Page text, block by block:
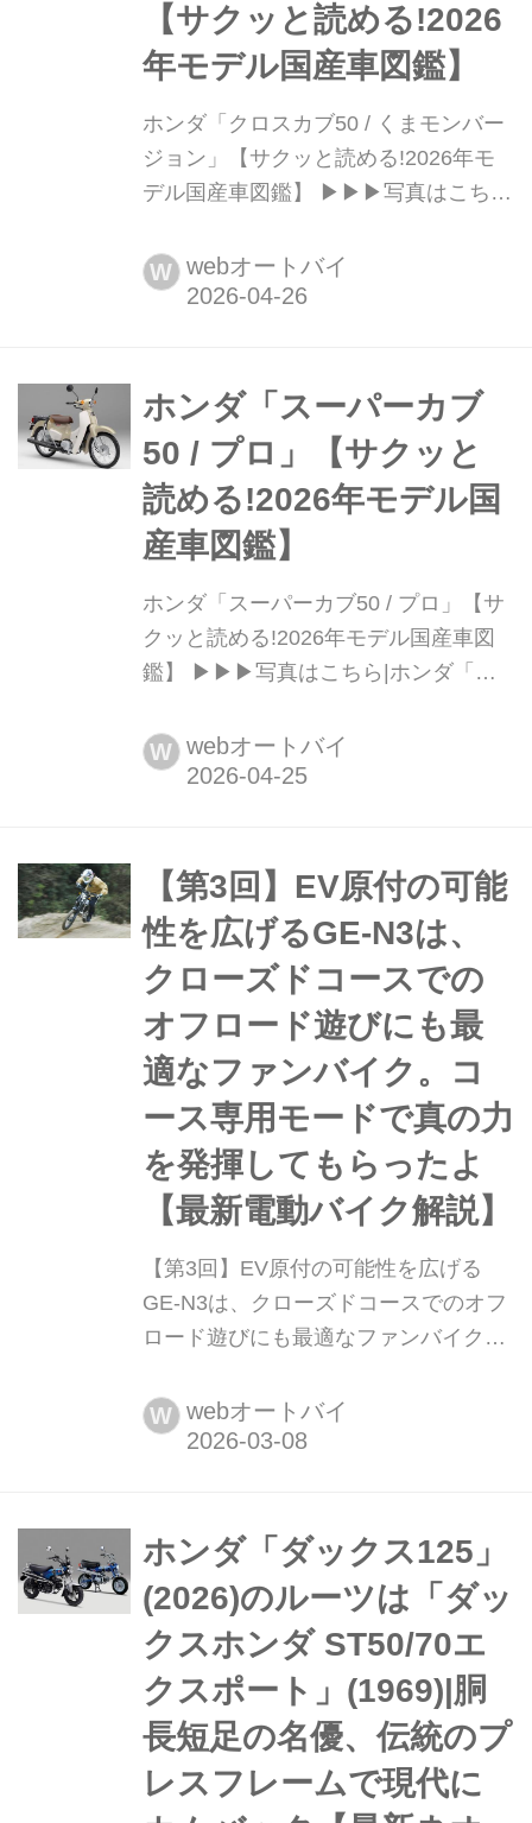
【サクッと読める!2026
年モデル国産車図鑑】
ホンダ「クロスカブ50 / くまモンバー
ジョン」【サクッと読める!2026年モ
デル国産車図鑑】 ▶▶▶写真はこち
Cross Cub 50 / くまモンバージョン 税
込価格:30万8000円 / 31万9000円 全長
車両重量:100k...
W webオートバイ
ホンダ「スーパーカブ
50 / プロ」【サクッと
読める!2026年モデル国
産車図鑑】
ホンダ「スーパーカブ50 / プロ」【サ
クッと読める!2026年モデル国産車図
鑑】 ▶▶▶写真はこちら|ホンダ「ス
Cub 50 / Pro 税込価格:24万7500円 /
26万9500円 全長×全幅×全
mm...
W webオートバイ
【第3回】EV原付の可能
性を広げるGE-N3は、
クローズドコースでの
オフロード遊びにも最
適なファンバイク。コ
ース専用モードで真の力
を発揮してもらったよ
【最新電動バイク解説】
【第3回】EV原付の可能性を広げる
GE-N3は、クローズドコースでのオフ
ロード遊びにも最適なファンバイク。
もらったよ【最新電動バイク解説】 原
付一種カテゴリのEバイクであるGE-
ーを担う一台になりそう。そんなGE-
N3だけど、普段使いに快適なEモビリ
ティという側面だけじゃなく、クロー
ズドコースを楽しむファンバイクとい
う一面もあるのよ。クロー...
W webオートバイ
ホンダ「ダックス125」
(2026)のルーツは「ダッ
クスホンダ ST50/70エ
クスポート」(1969)|胴
長短足の名優、伝統のプ
レスフレームで現代に